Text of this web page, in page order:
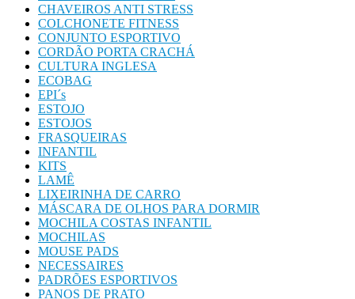
CHAVEIROS ANTI STRESS
COLCHONETE FITNESS
CONJUNTO ESPORTIVO
CORDÃO PORTA CRACHÁ
CULTURA INGLESA
ECOBAG
EPI´s
ESTOJO
ESTOJOS
FRASQUEIRAS
INFANTIL
KITS
LAMÊ
LIXEIRINHA DE CARRO
MÁSCARA DE OLHOS PARA DORMIR
MOCHILA COSTAS INFANTIL
MOCHILAS
MOUSE PADS
NECESSAIRES
PADRÕES ESPORTIVOS
PANOS DE PRATO